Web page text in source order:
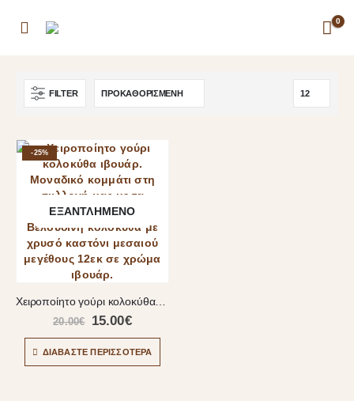
0
FILTER
-25%
ΕΞΑΝΤΛΗΜΈΝΟ
Χειροποίητο γούρι κολοκύθα ιβουάρ
20.00€ 15.00€
ΔΙΑΒΆΣΤΕ ΠΕΡΙΣΣΌΤΕΡΑ